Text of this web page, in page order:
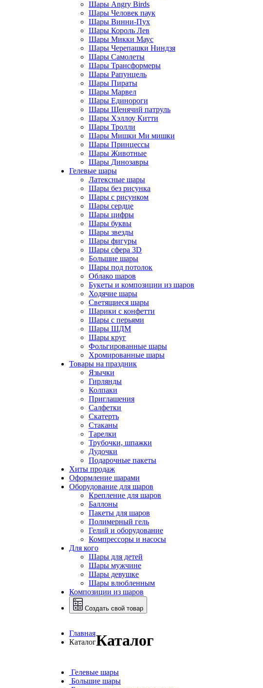
Шары Angry Birds
Шары Человек паук
Шары Винни-Пух
Шары Король Лев
Шары Микки Маус
Шары Черепашки Ниндзя
Шары Самолеты
Шары Трансформеры
Шары Рапунцель
Шары Пираты
Шары Марвел
Шары Единороги
Шары Щенячий патруль
Шары Хэллоу Китти
Шары Тролли
Шары Мишки Ми мишки
Шары Принцессы
Шары Животные
Шары Динозавры
Гелевые шары
Латексные шары
Шары без рисунка
Шары с рисунком
Шары сердце
Шары цифры
Шары буквы
Шары звезды
Шары фигуры
Шары сфера 3D
Большие шары
Шары под потолок
Облако шаров
Букеты и композиции из шаров
Ходячие шары
Светящиеся шары
Шарики с конфетти
Шары с перьями
Шары ШДМ
Шары круг
Фольгированные шары
Хромированные шары
Товары на праздник
Язычки
Гирлянды
Колпаки
Приглашения
Салфетки
Скатерть
Стаканы
Тарелки
Трубочки, шпажки
Дудочки
Подарочные пакеты
Хиты продаж
Оформление шарами
Оборудование для шаров
Крепление для шаров
Баллоны
Пакеты для шаров
Полимерный гель
Гелий и оборудование
Компрессоры и насосы
Для кого
Шары для детей
Шары мужчине
Шары девушке
Шары влюбленным
Композиции из шаров
Создать свой товар
Главная
КаталогКаталог
Гелевые шары
Большие шары